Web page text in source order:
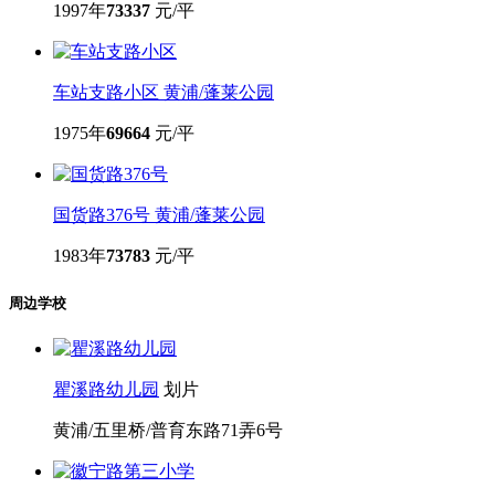
1997年73337 元/平
车站支路小区 黄浦/蓬莱公园
1975年69664 元/平
国货路376号 黄浦/蓬莱公园
1983年73783 元/平
周边学校
瞿溪路幼儿园 划片
黄浦/五里桥/普育东路71弄6号